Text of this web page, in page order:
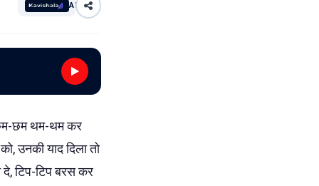
AI
छम-छम थम-थम कर
उनकी याद दिला तो
टिप-टिप बरस कर